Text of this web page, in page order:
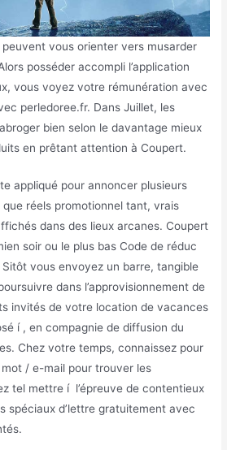
vous orienter vers musarder
posséder accompli l’application
vous voyez votre rémunération avec
perledoree.fr. Dans Juillet, les
bien selon le davantage mieux
en prêtant attention à Coupert.
appliqué pour annoncer plusieurs
réels promotionnel tant, vrais
dans des lieux arcanes. Coupert
soir ou le plus bas Code de réduc
vous envoyez un barre, tangible
dans l’approvisionnement de
invités de votre location de vacances
í , en compagnie de diffusion du
Chez votre temps, connaissez pour
/ e-mail pour trouver les
tel mettre í l’épreuve de contentieux
spéciaux d’lettre gratuitement avec